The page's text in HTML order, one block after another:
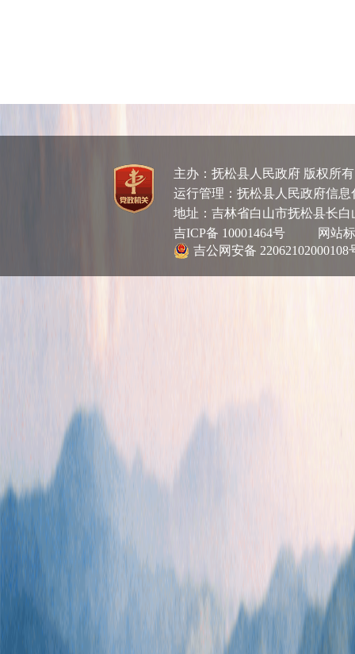
主办：抚松县人民政府 版权
运行管理：抚松县人民政府信
地址：吉林省白山市抚松县长
吉ICP备 10001464号
网站标
吉公网安备 22062102000108